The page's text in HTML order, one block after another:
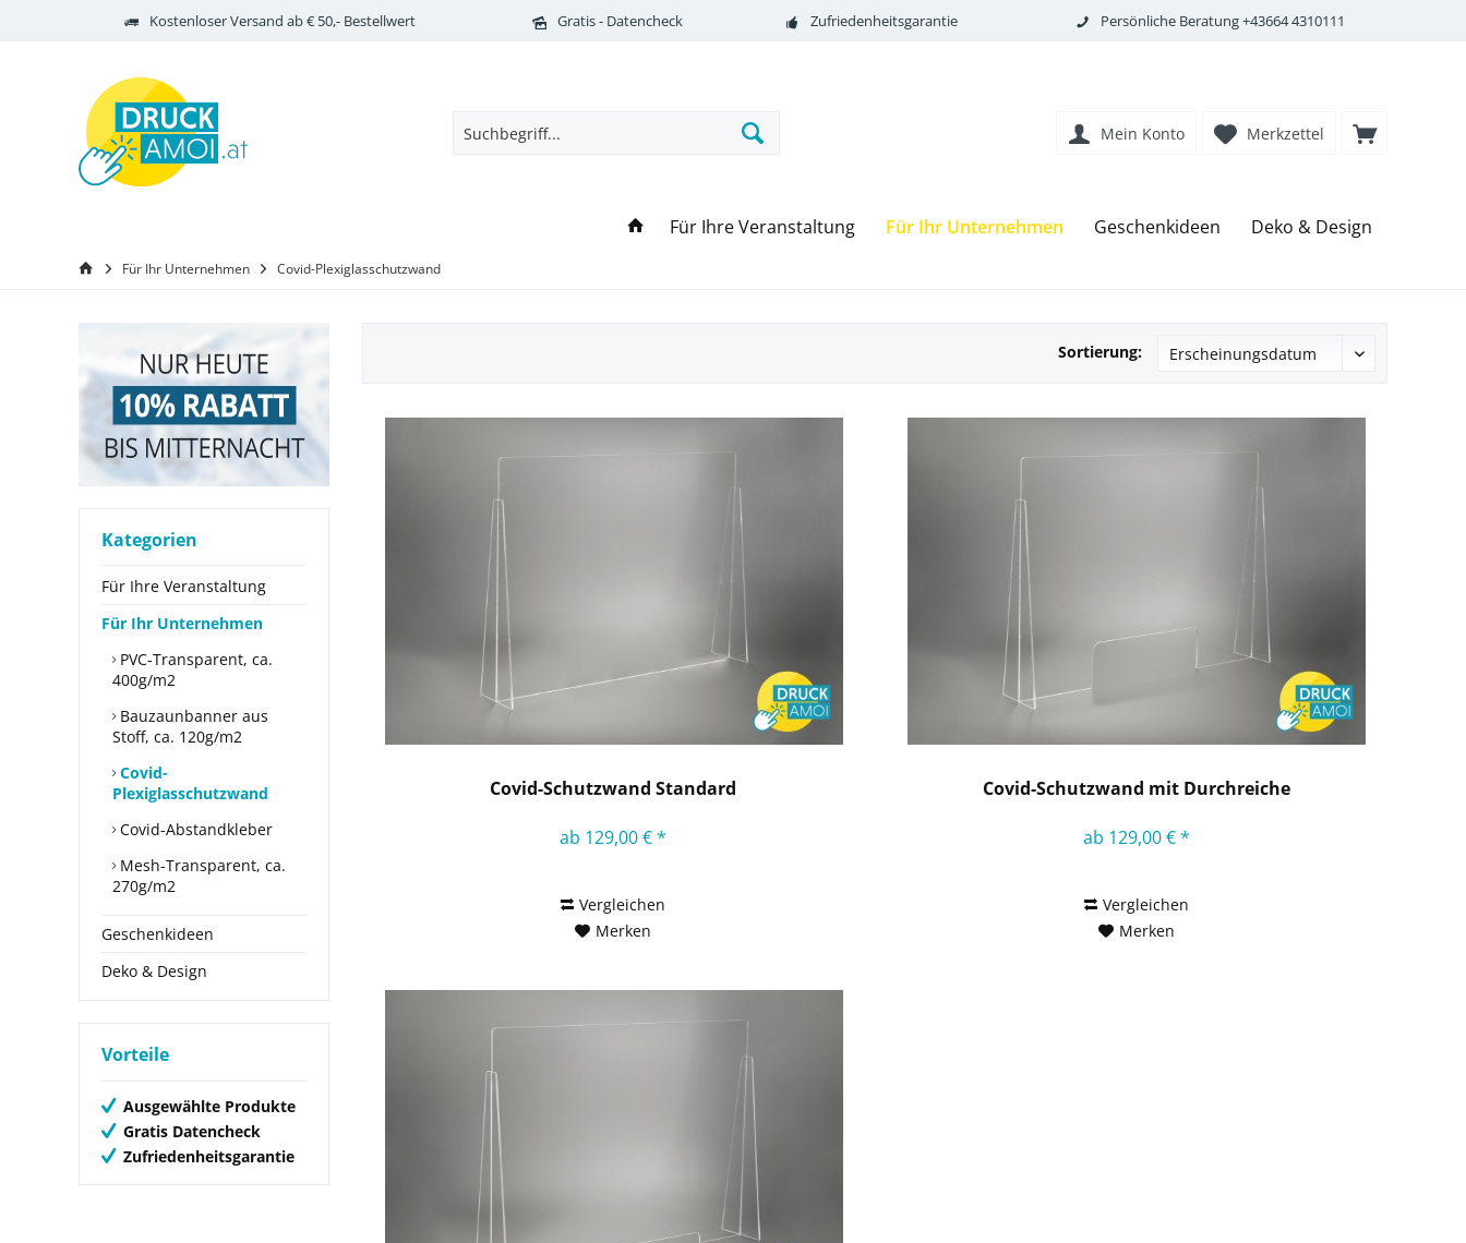
Kostenloser Versand ab € 50,- Bestellwert Gratis - Datencheck Zufriedenheitsgarantie Persönliche Beratung +43664 4310111
Merkzettel
Mein Konto
Für Ihre Veranstaltung Für Ihr Unternehmen Geschenkideen Deko & Design
Für Ihr Unternehmen Covid-Plexiglasschutzwand
Kategorien
Für Ihre Veranstaltung
Für Ihr Unternehmen
PVC-Transparent, ca.
400g/m2
Bauzaunbanner aus
Stoff, ca. 120g/m2
Covid-
Plexiglasschutzwand
Covid-Abstandkleber
Mesh-Transparent, ca.
270g/m2
Geschenkideen
Deko & Design
Vorteile
Ausgewählte Produkte
Gratis Datencheck
Zufriedenheitsgarantie
Sortierung:
Covid-Schutzwand Standard
ab 129,00 € *
Vergleichen
Merken
Covid-Schutzwand mit Durchreiche
ab 129,00 € *
Vergleichen
Merken